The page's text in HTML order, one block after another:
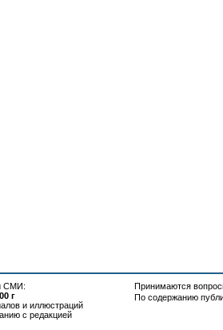
СМИ:
г
и иллюстраций
с редакцией
Принимаются
По содержанию